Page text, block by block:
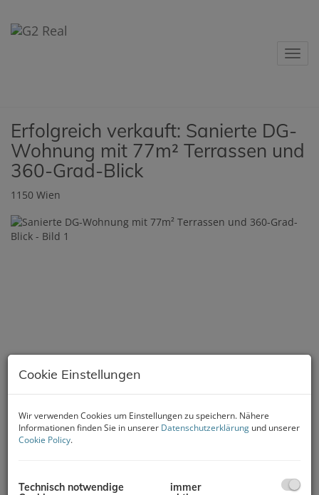
Erfolgreich verkauft: Sanierte DG-
Wohnung mit 77m² Terrassen und
360-Grad-Blick
1150 Wien
Cookie Einstellungen
Wir verwenden Cookies um Einstellungen zu speichern. Nähere
Informationen finden Sie in unserer Datenschutzerklärung und unserer
Cookie Policy.
Technisch notwendige
immer